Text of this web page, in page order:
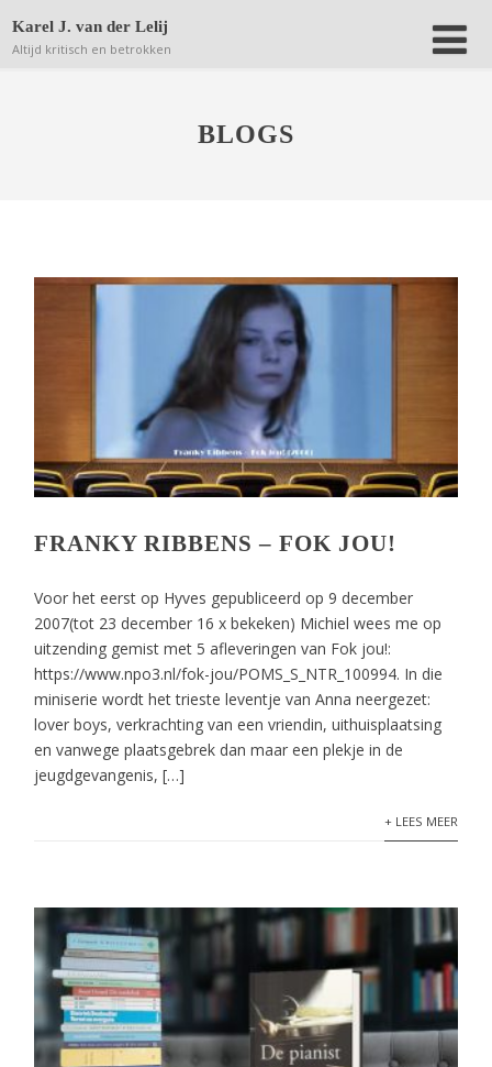
Karel J. van der Lelij
Altijd kritisch en betrokken
BLOGS
FRANKY RIBBENS – FOK JOU!
Voor het eerst op Hyves gepubliceerd op 9 december
2007(tot 23 december 16 x bekeken) Michiel wees me op
uitzending gemist met 5 afleveringen van Fok jou!:
https://www.npo3.nl/fok-jou/POMS_S_NTR_100994. In die
miniserie wordt het trieste leventje van Anna neergezet:
lover boys, verkrachting van een vriendin, uithuisplaatsing
en vanwege plaatsgebrek dan maar een plekje in de
jeugdgevangenis, […]
+ LEES MEER
jouw computer om achteraf anonieme bezoekersaantallen
terug te kunnen vinden.